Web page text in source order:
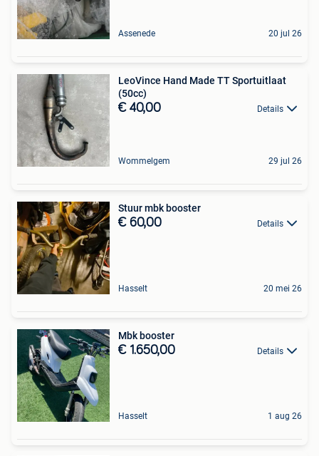
Assenede 20 jul 26
LeoVince Hand Made TT Sportuitlaat
(50cc)
€ 40,00 Details
Wommelgem 29 jul 26
Stuur mbk booster
€ 60,00 Details
Hasselt 20 mei 26
Mbk booster
€ 1.650,00 Details
Hasselt 1 aug 26